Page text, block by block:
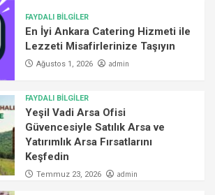
FAYDALI BİLGİLER
En İyi Ankara Catering Hizmeti ile
Lezzeti Misafirlerinize Taşıyın
Ağustos 1, 2026 admin
FAYDALI BİLGİLER
Yeşil Vadi Arsa Ofisi
Güvencesiyle Satılık Arsa ve
Yatırımlık Arsa Fırsatlarını
Keşfedin
Temmuz 23, 2026 admin